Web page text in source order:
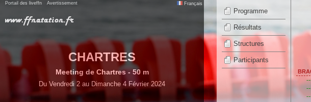
Portail des liveffn Avertissement Français
CHARTRES
Meeting de Chartres - 50 m
Du Vendredi 2 au Dimanche 4 Février 2024
Programme
Résultats
Structures
Participants